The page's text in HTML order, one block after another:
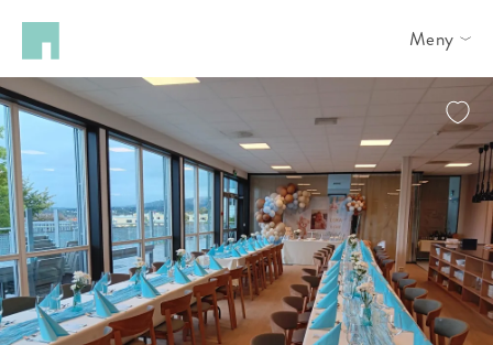
Meny